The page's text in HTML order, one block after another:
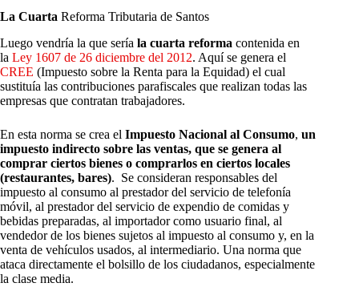
La Cuarta Reforma Tributaria de Santos
Luego vendría la que sería la cuarta reforma contenida en
la Ley 1607 de 26 diciembre del 2012. Aquí se genera el
CREE (Impuesto sobre la Renta para la Equidad) el cual
sustituía las contribuciones parafiscales que realizan todas las
empresas que contratan trabajadores.
En esta norma se crea el Impuesto Nacional al Consumo, un
impuesto indirecto sobre las ventas, que se genera al
comprar ciertos bienes o comprarlos en ciertos locales
(restaurantes, bares). Se consideran responsables del
impuesto al consumo al prestador del servicio de telefonía
móvil, al prestador del servicio de expendio de comidas y
bebidas preparadas, al importador como usuario final, al
vendedor de los bienes sujetos al impuesto al consumo y, en la
venta de vehículos usados, al intermediario. Una norma que
ataca directamente el bolsillo de los ciudadanos, especialmente
la clase media.